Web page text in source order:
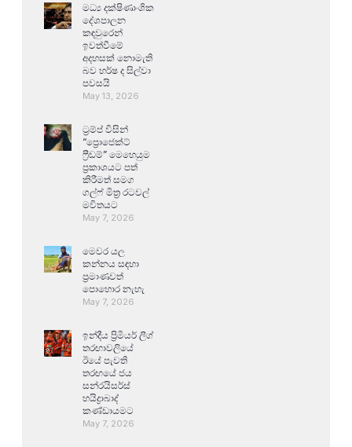
මධ්‍ය දක්ෂිණාංශික
දේශපාලන
කඳවුරෙන්
ඉවත්වීමේ
අදහසක් නොමැති
බව හර්ෂ ද සිල්වා
පවසයි
May 13, 2026
ට්‍රම්ප් විසින්
“ප්‍රොජෙක්ට්
ෆ්‍රීඩම්” මෙහෙයුම
ප්‍රකාශයට පත්
කිරීමත් සමග
ගල්ෆ් මිත්‍ර රටවල්
මවිතයට
May 7, 2026
මෙවර යල
කන්නය සඳහා
ප්‍රමාණවත්
පොහොර නැහැ
May 7, 2026
ඉන්දීය ප්‍රිමියර් ලීග්
තරඟාවලියේ
ඊයේ පැවති
තරඟයේ ජය
සන්රයිසර්ස්
හයිද්‍රාබාද්
කණ්ඩායමට
May 7, 2026